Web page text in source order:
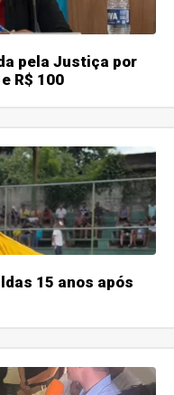
pela Justiça por
R$ 100
15 anos após